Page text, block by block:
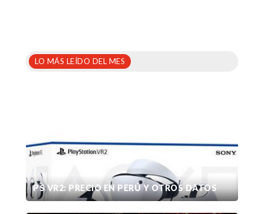
LO MÁS LEÍDO DEL MES
PS VR2: PRECIO EN PERÚ Y OTROS DATOS